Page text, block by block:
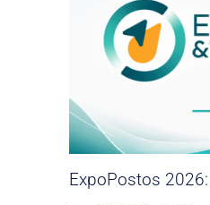
ExpoPostos